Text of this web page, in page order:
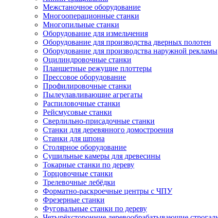
Межстаночное оборудование
Многооперационные станки
Многопильные станки
Оборудование для измельчения
Оборудование для производства дверных полотен
Оборудование для производства наружной рекламы
Оцилиндровочные станки
Планшетные режущие плоттеры
Прессовое оборудование
Профилировочные станки
Пылеулавливающие агрегаты
Распиловочные станки
Рейсмусовые станки
Сверлильно-присадочные станки
Станки для деревянного домостроения
Станки для шпона
Столярное оборудование
Сушильные камеры для древесины
Токарные станки по дереву
Торцовочные станки
Трелевочные лебёдки
Форматно-раскроечные центры с ЧПУ
Фрезерные станки
Фуговальные станки по дереву